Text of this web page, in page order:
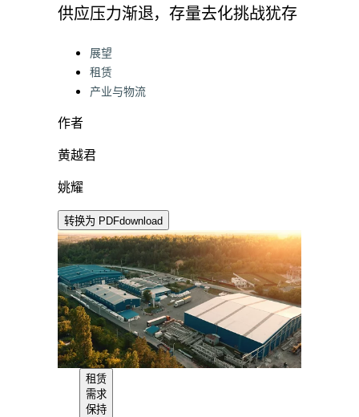
供应压力渐退，存量去化挑战犹存
Categories:
展望
租赁
产业与物流
作者
黄越君
姚耀
转换为 PDFdownload
租赁
需求
保持